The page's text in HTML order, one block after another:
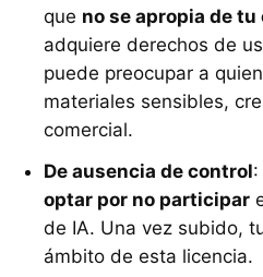
que no se apropia de
adquiere derechos de
puede preocupar a
materiales sensibles,
comercial.
De ausencia de control
optar por no participar
de IA. Una vez subido,
ámbito de esta licencia.